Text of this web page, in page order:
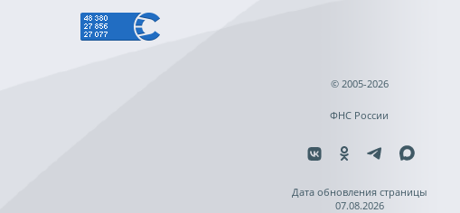
© 2005-2026
ФНС России
Дата обновления страницы
07.08.2026